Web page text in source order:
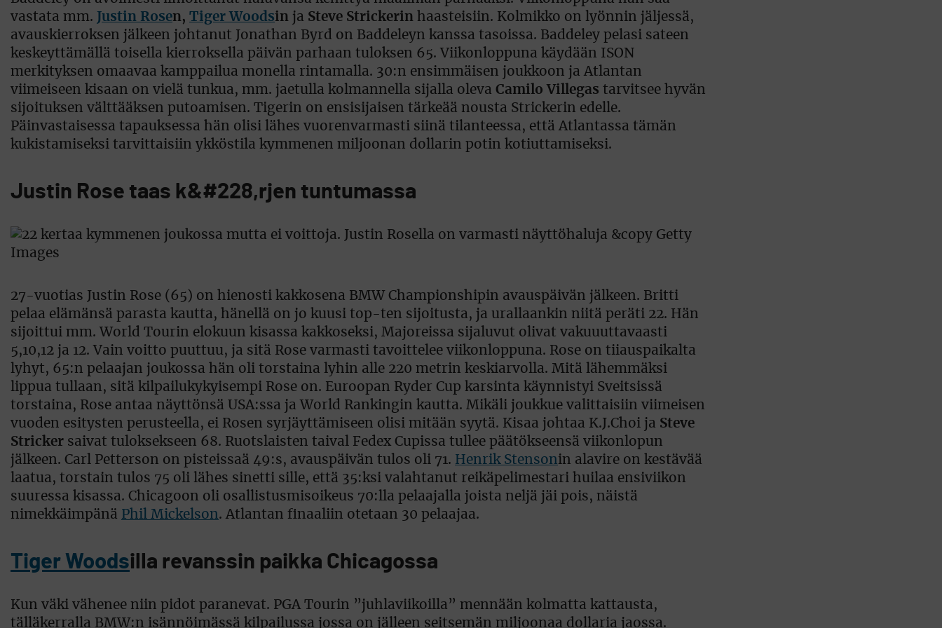
vastata mm. Justin Rosen, Tiger Woodsin ja Steve Strickerin haasteisiin. Kolmikko on lyönnin jäljessä,
avauskierroksen jälkeen johtanut Jonathan Byrd on Baddeleyn kanssa tasoissa. Baddeley pelasi sateen
keskeyttämällä toisella kierroksella päivän parhaan tuloksen 65. Viikonloppuna käydään ISON
merkityksen omaavaa kamppailua monella rintamalla. 30:n ensimmäisen joukkoon ja Atlantan
viimeiseen kisaan on vielä tunkua, mm. jaetulla kolmannella sijalla oleva Camilo Villegas tarvitsee hyvän
sijoituksen välttääksen putoamisen. Tigerin on ensisijaisen tärkeää nousta Strickerin edelle.
Päinvastaisessa tapauksessa hän olisi lähes vuorenvarmasti siinä tilanteessa, että Atlantassa tämän
kukistamiseksi tarvittaisiin ykköstila kymmenen miljoonan dollarin potin kotiuttamiseksi.
Justin Rose taas k&#228,rjen tuntumassa
27-vuotias Justin Rose (65) on hienosti kakkosena BMW Championshipin avauspäivän jälkeen. Britti
pelaa elämänsä parasta kautta, hänellä on jo kuusi top-ten sijoitusta, ja urallaankin niitä peräti 22. Hän
sijoittui mm. World Tourin elokuun kisassa kakkoseksi, Majoreissa sijaluvut olivat vakuuuttavaasti
5,10,12 ja 12. Vain voitto puuttuu, ja sitä Rose varmasti tavoittelee viikonloppuna. Rose on tiiauspaikalta
lyhyt, 65:n pelaajan joukossa hän oli torstaina lyhin alle 220 metrin keskiarvolla. Mitä lähemmäksi
lippua tullaan, sitä kilpailukykyisempi Rose on. Euroopan Ryder Cup karsinta käynnistyi Sveitsissä
torstaina, Rose antaa näyttönsä USA:ssa ja World Rankingin kautta. Mikäli joukkue valittaisiin viimeisen
vuoden esitysten perusteella, ei Rosen syrjäyttämiseen olisi mitään syytä. Kisaa johtaa K.J.Choi ja Steve
Stricker saivat tuloksekseen 68. Ruotslaisten taival Fedex Cupissa tullee päätökseensä viikonlopun
jälkeen. Carl Petterson on pisteissaä 49:s, avauspäivän tulos oli 71. Henrik Stensonin alavire on kestävää
laatua, torstain tulos 75 oli lähes sinetti sille, että 35:ksi valahtanut reikäpelimestari huilaa ensiviikon
suuressa kisassa. Chicagoon oli osallistusmisoikeus 70:lla pelaajalla joista neljä jäi pois, näistä
nimekkäimpänä Phil Mickelson. Atlantan finaaliin otetaan 30 pelaajaa.
Tiger Woodsilla revanssin paikka Chicagossa
Kun väki vähenee niin pidot paranevat. PGA Tourin ”juhlaviikoilla” mennään kolmatta kattausta,
tälläkerralla BMW:n isännöimässä kilpailussa jossa on jälleen seitsemän miljoonaa dollaria jaossa.